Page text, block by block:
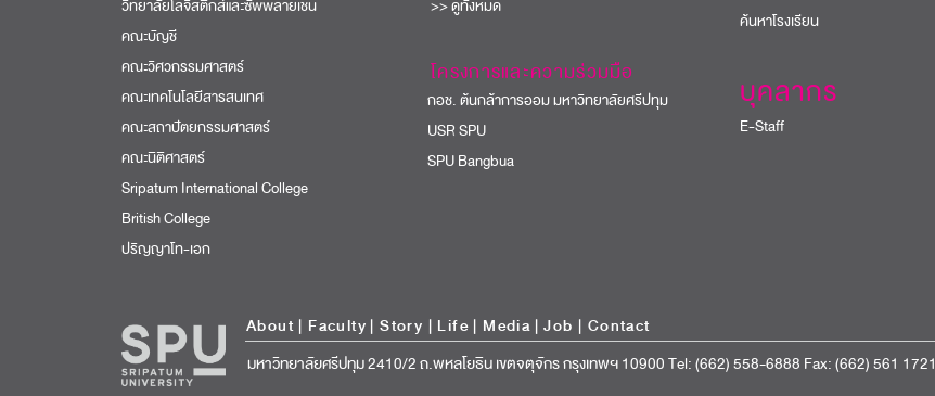
วิทยาลัยโลจิสติกส์และซัพพลายเชน
คณะบัญชี
คณะวิศวกรรมศาสตร์
คณะเทคโนโลยีสารสนเทศ
คณะสถาปัตยกรรมศาสตร์
คณะนิติศาสตร์
Sripatum International College
British College
ปริญญาโท-เอก
>> ดูทั้งหมด
โครงการและความร่วมมือ
กอช. ต้นกล้าการออม มหาวิทยาลัยศรีปทุม
USR SPU
SPU Bangbua
ค้นหาโรงเรียน
บุคลากร
E-Staff
About| Faculty |Story | Life | Media |Job | Contact
มหาวิทยาลัยศรีปทุม 2410/2 ถ.พหลโยธิน เขตจตุจักร กรุงเทพฯ 10900 Tel: (662) 558-6888 Fax: (662) 561 1721